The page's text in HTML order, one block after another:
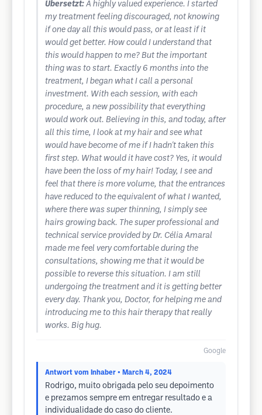
Übersetzt: A highly valued experience. I started
my treatment feeling discouraged, not knowing
if one day all this would pass, or at least if it
would get better. How could I understand that
this would happen to me? But the important
thing was to start. Exactly 6 months into the
treatment, I began what I call a personal
investment. With each session, with each
procedure, a new possibility that everything
would work out. Believing in this, and today, after
all this time, I look at my hair and see what
would have become of me if I hadn't taken this
first step. What would it have cost? Yes, it would
have been the loss of my hair! Today, I see and
feel that there is more volume, that the entrances
have reduced to the equivalent of what I wanted,
where there was super thinning, I simply see
hairs growing back. The super professional and
technical service provided by Dr. Célia Amaral
made me feel very comfortable during the
consultations, showing me that it would be
possible to reverse this situation. I am still
undergoing the treatment and it is getting better
every day. Thank you, Doctor, for helping me and
introducing me to this hair therapy that really
works. Big hug.
Google
Antwort vom Inhaber • March 4, 2024
Rodrigo, muito obrigada pelo seu depoimento
e prezamos sempre em entregar resultado e a
individualidade do caso do cliente.